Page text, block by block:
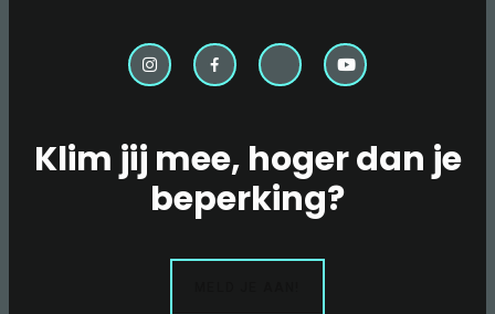
Klim jij mee, hoger dan je
beperking?